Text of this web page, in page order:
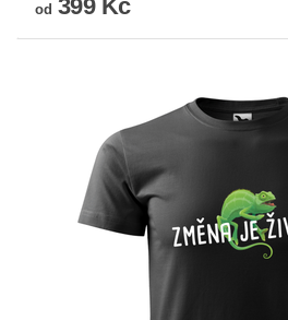
od 399 Kč